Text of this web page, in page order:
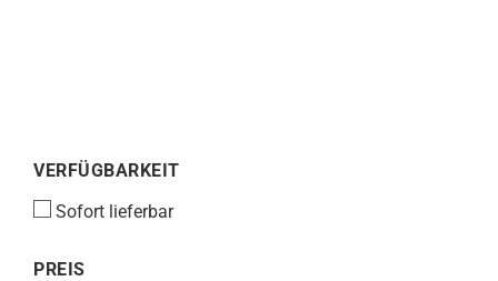
VERFÜGBARKEIT
VERFÜGBARKEIT
Sofort lieferbar
PREIS
PREIS